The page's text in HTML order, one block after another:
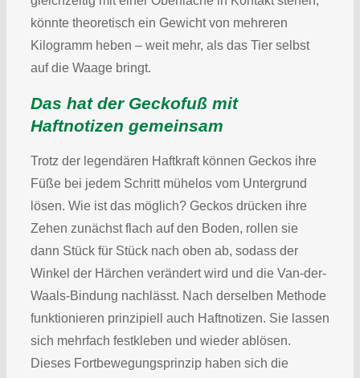
könnte theoretisch ein Gewicht von mehreren
Kilogramm heben – weit mehr, als das Tier selbst
auf die Waage bringt.
Das hat der Geckofuß mit
Haftnotizen gemeinsam
Trotz der legendären Haftkraft können Geckos ihre
Füße bei jedem Schritt mühelos vom Untergrund
lösen. Wie ist das möglich? Geckos drücken ihre
Zehen zunächst flach auf den Boden, rollen sie
dann Stück für Stück nach oben ab, sodass der
Winkel der Härchen verändert wird und die Van-der-
Waals-Bindung nachlässt. Nach derselben Methode
funktionieren prinzipiell auch Haftnotizen. Sie lassen
sich mehrfach festkleben und wieder ablösen.
Dieses Fortbewegungsprinzip haben sich die